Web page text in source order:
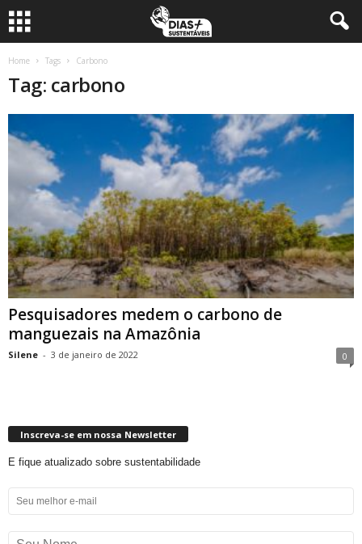
Home Tags Carbono
Tag: carbono
Pesquisadores medem o carbono de
manguezais na Amazônia
Silene - 3 de janeiro de 2022 0
Inscreva-se em nossa Newsletter
E fique atualizado sobre sustentabilidade